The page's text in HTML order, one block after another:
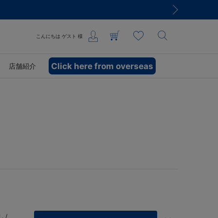
こんにちは ゲスト 様
店舗紹介 Click here from overseas
/